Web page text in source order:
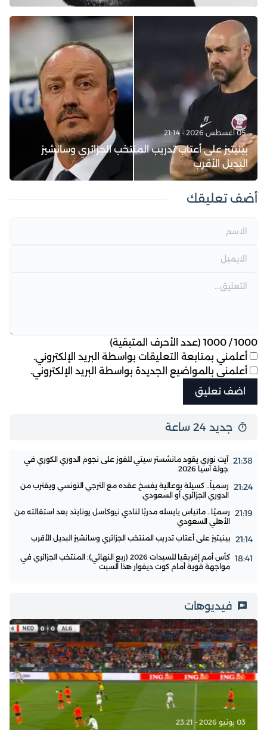
05 أغسطس 2026 - 21:14
بينيتيز على أعتاب تدريب المنتخب الجزائري وسانشيز
البديل الأقرب
أضف تعليقك
1000
/
1000 (عدد الأحرف المتبقية)
أعلمني بمتابعة التعليقات بواسطة البريد الإلكتروني.
أعلمني بالمواضيع الجديدة بواسطة البريد الإلكتروني.
جديد 24 ساعة
21:38 آيت نوري يقود مانشستر سيتي للفوز على نجوم الدوري الكوري في
جولة آسيا 2026
21:24 رسمياً.. كسيلة بوعالية يفسخ عقده مع الترجي التونسي ويقترب من
الدوري الجزائري أو السعودي
21:19 رسميًا.. ماتياس يايسله مدربًا لنادي نيوكاسل يونايتد بعد استقالته من
الأهلي السعودي
21:14 بينيتيز على أعتاب تدريب المنتخب الجزائري وسانشيز البديل الأقرب
18:41
كأس أمم إفريقيا للسيدات 2026 (ربع النهائي): المنتخب الجزائري في
مواجهة قوية أمام كوت ديفوار هذا السبت
فيديوهات
03 يونيو 2026 - 23:21